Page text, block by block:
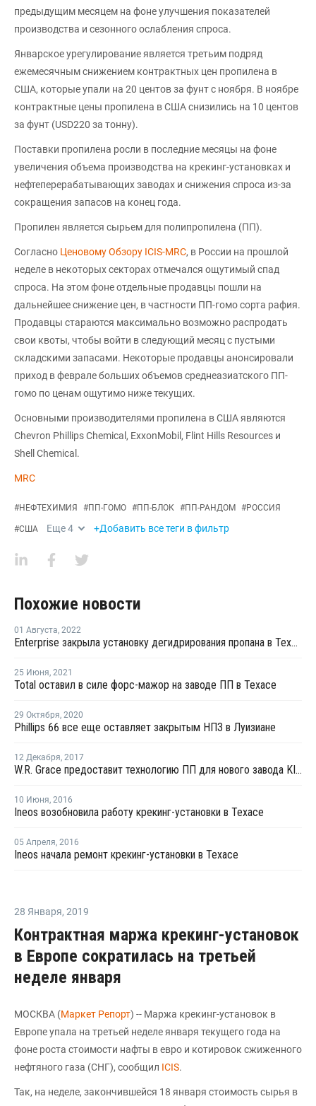
предыдущим месяцем на фоне улучшения показателей
производства и сезонного ослабления спроса.
Январское урегулирование является третьим подряд
ежемесячным снижением контрактных цен пропилена в
США, которые упали на 20 центов за фунт с ноября. В ноябре
контрактные цены пропилена в США снизились на 10 центов
за фунт (USD220 за тонну).
Поставки пропилена росли в последние месяцы на фоне
увеличения объема производства на крекинг-установках и
нефтеперерабатывающих заводах и снижения спроса из-за
сокращения запасов на конец года.
Пропилен является сырьем для полипропилена (ПП).
Согласно Ценовому Обзору ICIS-MRC, в России на прошлой
неделе в некоторых секторах отмечался ощутимый спад
спроса. На этом фоне отдельные продавцы пошли на
дальнейшее снижение цен, в частности ПП-гомо сорта рафия.
Продавцы стараются максимально возможно распродать
свои квоты, чтобы войти в следующий месяц с пустыми
складскими запасами. Некоторые продавцы анонсировали
приход в феврале больших объемов среднеазиатского ПП-
гомо по ценам ощутимо ниже текущих.
Основными производителями пропилена в США являются
Chevron Phillips Chemical, ExxonMobil, Flint Hills Resources и
Shell Chemical.
MRC
#НЕФТЕХИМИЯ #ПП-ГОМО #ПП-БЛОК #ПП-РАНДОМ #РОССИЯ
#США Еще4 +Добавить все теги в фильтр
Похожие новости
01 Августа, 2022
Enterprise закрыла установку дегидрирования пропана в Техасе на внеплановый ремонт
25 Июня, 2021
Total оставил в силе форс-мажор на заводе ПП в Техасе
29 Октября, 2020
Phillips 66 все еще оставляет закрытым НПЗ в Луизиане
12 Декабря, 2017
W.R. Grace предоставит технологию ПП для нового завода KIPIC в Кувейте
10 Июня, 2016
Ineos возобновила работу крекинг-установки в Техасе
05 Апреля, 2016
Ineos начала ремонт крекинг-установки в Техасе
28 Января, 2019
Контрактная маржа крекинг-установок
в Европе сократилась на третьей
неделе января
МОСКВА (Маркет Репорт) -- Маржа крекинг-установок в
Европе упала на третьей неделе января текущего года на
фоне роста стоимости нафты в евро и котировок сжиженного
нефтяного газа (СНГ), сообщил ICIS.
Так, на неделе, закончившейся 18 января стоимость сырья в